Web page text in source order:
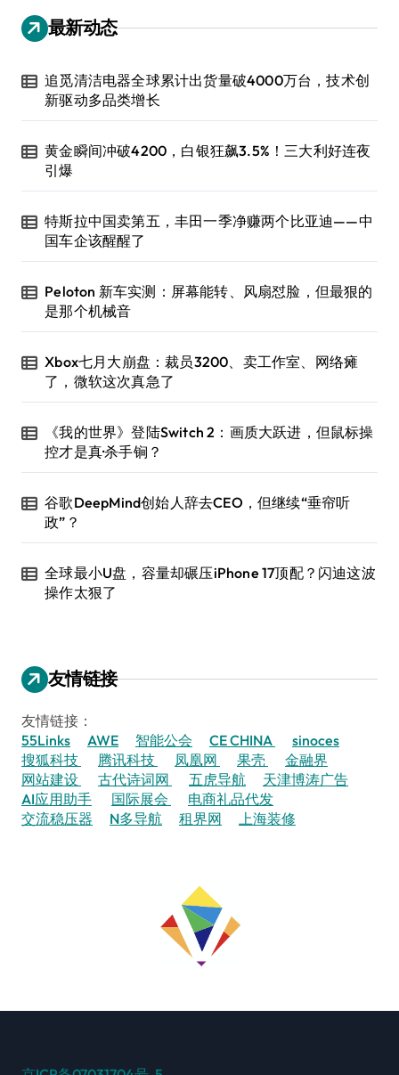
最新动态
追觅清洁电器全球累计出货量破4000万台，技术创
新驱动多品类增长
黄金瞬间冲破4200，白银狂飙3.5%！三大利好连夜
引爆
特斯拉中国卖第五，丰田一季净赚两个比亚迪——中
国车企该醒醒了
Peloton 新车实测：屏幕能转、风扇怼脸，但最狠的
是那个机械音
Xbox七月大崩盘：裁员3200、卖工作室、网络瘫
了，微软这次真急了
《我的世界》登陆Switch 2：画质大跃进，但鼠标操
控才是真·杀手锏？
谷歌DeepMind创始人辞去CEO，但继续“垂帘听
政”？
全球最小U盘，容量却碾压iPhone 17顶配？闪迪这波
操作太狠了
友情链接
友情链接：
55Links
AWE 智能公会 CE CHINA
sinoces
搜狐科技
腾讯科技 凤凰网 果壳
金融界
网站建设
古代诗词网 五虎导航
天津博涛广告
AI应用助手
国际展会
电商礼品代发
交流稳压器
N多导航 租界网 上海装修